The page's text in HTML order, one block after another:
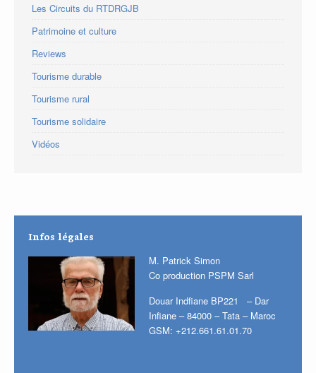
Les Circuits du RTDRGJB
Patrimoine et culture
Reviews
Tourisme durable
Tourisme rural
Tourisme solidaire
Vidéos
Infos légales
M. Patrick Simon
Co production PSPM Sarl
Douar Indfiane BP221 – Dar
Infiane – 84000 – Tata – Maroc
GSM: +212.661.61.01.70